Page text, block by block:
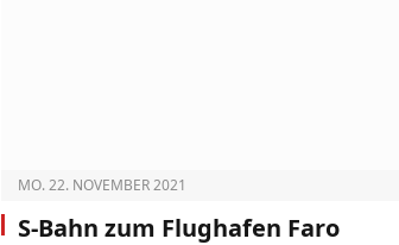
MO. 22. NOVEMBER 2021
S-Bahn zum Flughafen Faro